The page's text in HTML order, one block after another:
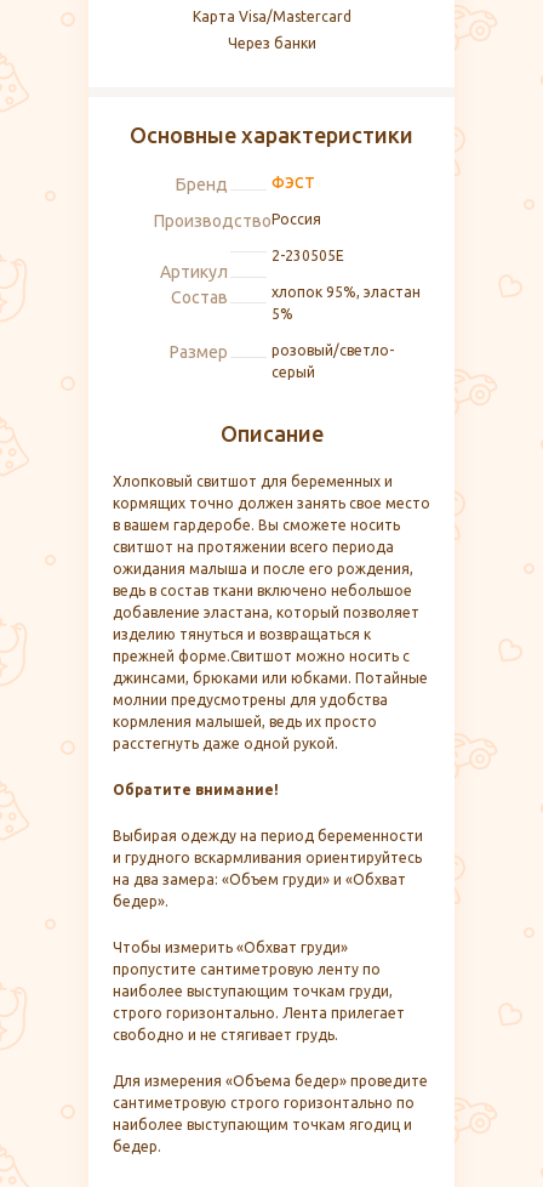
Карта Visa/Mastercard
Через банки
Описание
Хлопковый свитшот для беременных и
кормящих точно должен занять свое место
в вашем гардеробе. Вы сможете носить
свитшот на протяжении всего периода
ожидания малыша и после его рождения,
ведь в состав ткани включено небольшое
добавление эластана, который позволяет
изделию тянуться и возвращаться к
прежней форме.Свитшот можно носить с
джинсами, брюками или юбками. Потайные
молнии предусмотрены для удобства
кормления малышей, ведь их просто
расстегнуть даже одной рукой.
Обратите внимание!
Выбирая одежду на период беременности
и грудного вскармливания ориентируйтесь
на два замера: «Объем груди» и «Обхват
бедер».
Чтобы измерить «Обхват груди»
пропустите сантиметровую ленту по
наиболее выступающим точкам груди,
строго горизонтально. Лента прилегает
свободно и не стягивает грудь.
Для измерения «Объема бедер» проведите
сантиметровую строго горизонтально по
наиболее выступающим точкам ягодиц и
бедер.
Основные характеристики
Бренд ФЭСТ
ПроизводствоРоссия
Артикул
2-230505Е
Состав
хлопок 95%, эластан
5%
Размер
розовый/светло-
серый